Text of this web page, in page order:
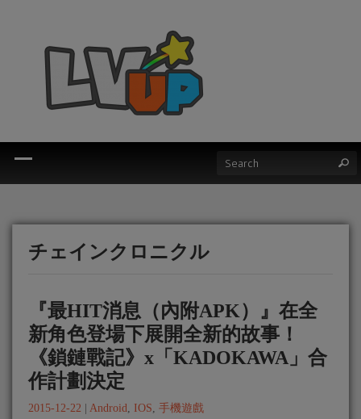
チェインクロニクル
『最HIT消息（內附APK）』在全
新角色登場下展開全新的故事！
《鎖鏈戰記》x「KADOKAWA」合
作計劃決定
2015-12-22 Android, IOS, 手機遊戲